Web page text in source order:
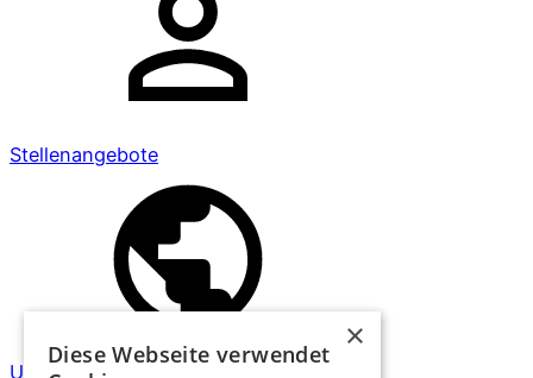
Stellenangebote
Unser Onlineshop
×
Diese Webseite verwendet